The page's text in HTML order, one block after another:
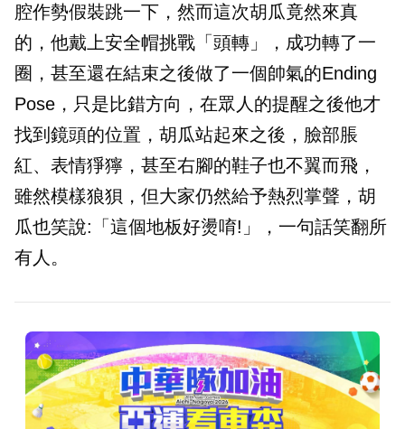
腔作勢假裝跳一下，然而這次胡瓜竟然來真
的，他戴上安全帽挑戰「頭轉」，成功轉了一
圈，甚至還在結束之後做了一個帥氣的Ending
Pose，只是比錯方向，在眾人的提醒之後他才
找到鏡頭的位置，胡瓜站起來之後，臉部脹
紅、表情猙獰，甚至右腳的鞋子也不翼而飛，
雖然模樣狼狽，但大家仍然給予熱烈掌聲，胡
瓜也笑說:「這個地板好燙唷!」，一句話笑翻所
有人。